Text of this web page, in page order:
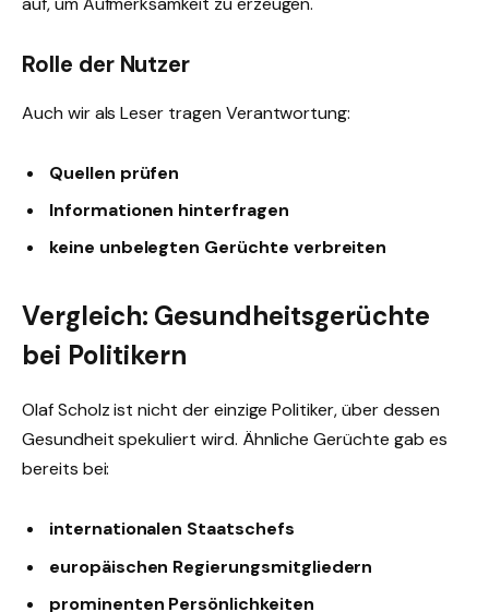
Rolle der Nutzer
Auch wir als Leser tragen Verantwortung:
Quellen prüfen
Informationen hinterfragen
keine unbelegten Gerüchte verbreiten
Vergleich: Gesundheitsgerüchte
bei Politikern
Olaf Scholz ist nicht der einzige Politiker, über dessen
Gesundheit spekuliert wird. Ähnliche Gerüchte gab es
bereits bei:
internationalen Staatschefs
europäischen Regierungsmitgliedern
prominenten Persönlichkeiten